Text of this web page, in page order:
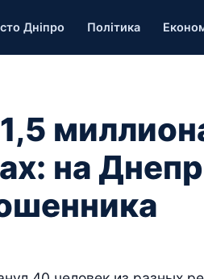
Дніпро Політика
на